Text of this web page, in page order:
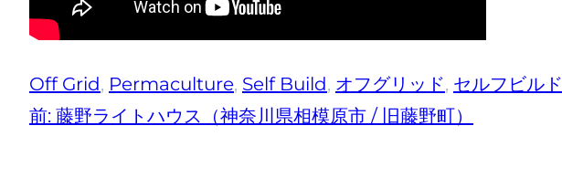
Off Grid, Permaculture, Self Build, オフグリッド, セルフビルド
前: 藤野ライトハウス（神奈川県相模原市 / 旧藤野町）